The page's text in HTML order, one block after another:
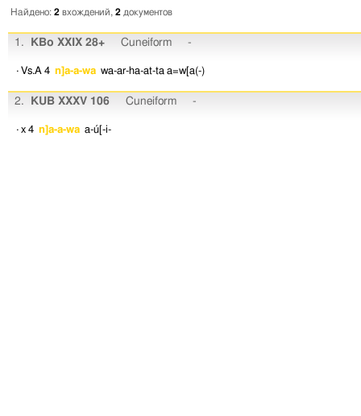
Найдено: 2 вхождений, 2 документов
1. KBo XXIX 28+ Cuneiform -
· Vs.A 4 n]a-a-wa wa-ar-ha-at-ta a=w[a(-)
2. KUB XXXV 106 Cuneiform -
· x 4 n]a-a-wa a-ú[-i-